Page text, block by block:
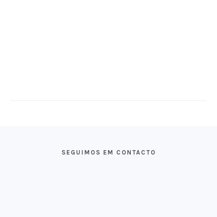
SEGUIMOS EM CONTACTO